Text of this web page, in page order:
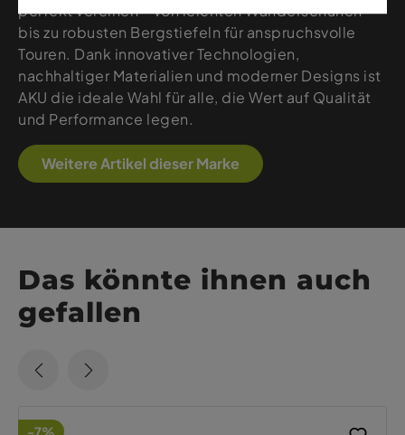
perfekt vereinen – von leichten Wanderschuhen
bis zu robusten Bergstiefeln für anspruchsvolle
Touren. Dank innovativer Technologien,
nachhaltiger Materialien und moderner Designs ist
AKU die ideale Wahl für alle, die Wert auf Qualität
und Performance legen.
Weitere Artikel dieser Marke
Das könnte ihnen auch
gefallen
-7%